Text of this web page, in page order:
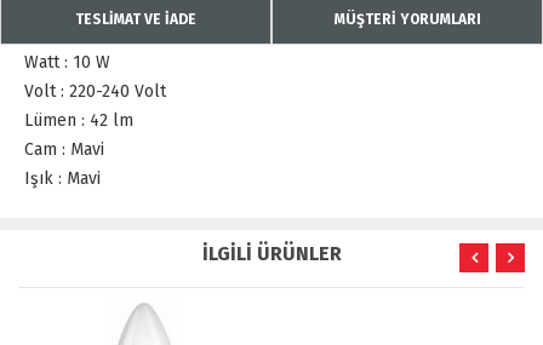
TESLİMAT VE İADE MÜŞTERİ YORUMLARI
Watt : 10 W
Volt : 220-240 Volt
Lümen : 42 lm
Cam : Mavi
Işık : Mavi
İLGİLİ ÜRÜNLER